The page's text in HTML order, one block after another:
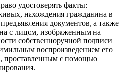
удостоверять факты:
нахождения гражданина в
документов, а также
с лицом, изображенным на
собственноручной подписи
воспроизведением его
проставленным с помощью